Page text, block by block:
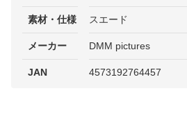
素材・仕様 スエード
メーカー DMM pictures
JAN 4573192764457